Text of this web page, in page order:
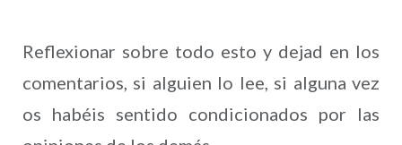
Reflexionar sobre todo esto y dejad en los
comentarios, si alguien lo lee, si alguna vez
os habéis sentido condicionados por las